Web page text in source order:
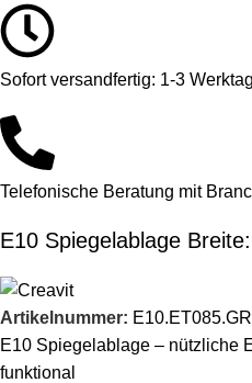
Sofort versandfertig: 1-3
Telefonische Beratung mit
E10 Spiegelablage
Artikelnummer: E10.ET085.GRI
E10 Spiegelablage – nützliche
funktional